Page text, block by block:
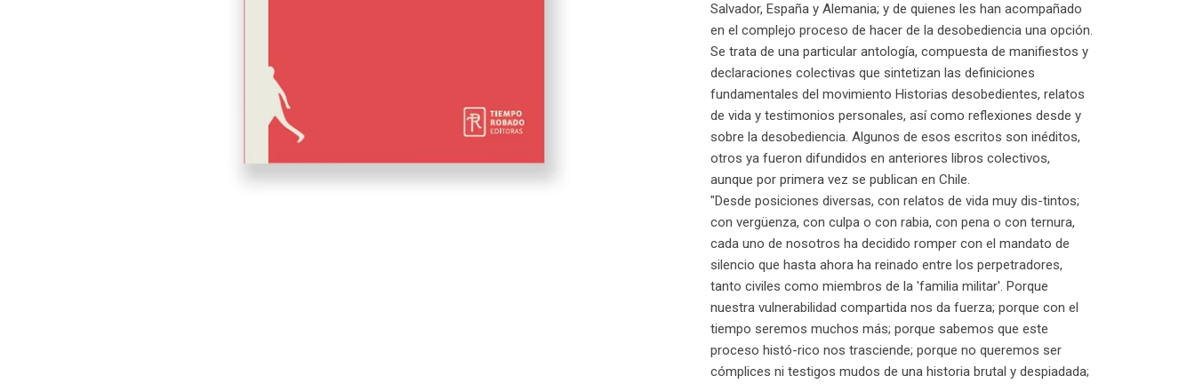
Salvador, España y Alemania; y de quienes les han acompañado
en el complejo proceso de hacer de la desobediencia una opción.
Se trata de una particular antología, compuesta de manifiestos y
declaraciones colectivas que sintetizan las definiciones
fundamentales del movimiento Historias desobedientes, relatos
de vida y testimonios personales, así como reflexiones desde y
sobre la desobediencia. Algunos de esos escritos son inéditos,
otros ya fueron difundidos en anteriores libros colectivos,
aunque por primera vez se publican en Chile.
"Desde posiciones diversas, con relatos de vida muy dis-tintos;
con vergüenza, con culpa o con rabia, con pena o con ternura,
cada uno de nosotros ha decidido romper con el mandato de
silencio que hasta ahora ha reinado entre los perpetradores,
tanto civiles como miembros de la 'familia militar'. Porque
nuestra vulnerabilidad compartida nos da fuerza; porque con el
tiempo seremos muchos más; porque sabemos que este
proceso histó-rico nos trasciende; porque no queremos ser
cómplices ni testigos mudos de una historia brutal y despiadada;